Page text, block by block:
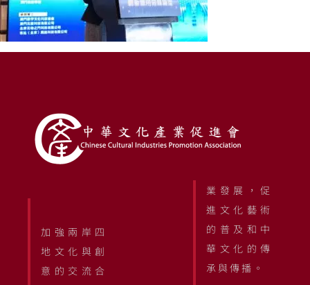
加強兩岸四
地文化與創
意的交流合
業發展，促
進文化藝術
的普及和中
華文化的傳
承與傳播。